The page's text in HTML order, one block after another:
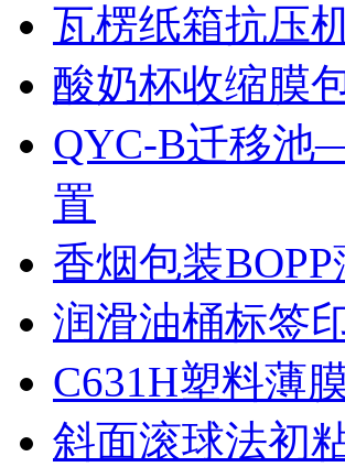
瓦楞纸箱抗压
酸奶杯收缩膜
QYC-B迁移池
置
香烟包装
润滑油桶标签
C631H塑料薄
斜面滚球法初